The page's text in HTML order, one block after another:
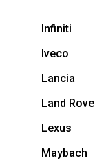
Infiniti
Iveco
Lancia
Land
Lexus
Maybach